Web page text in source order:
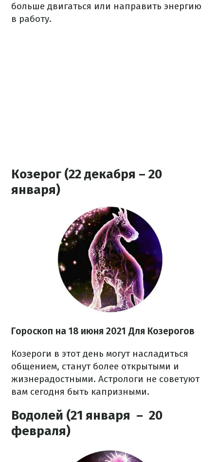
больше двигаться или направить энергию
в работу.
Козерог (22 декабря – 20
января)
Гороскоп на 18 июня 2021 Для Козерогов
Козероги в этот день могут насладиться
общением, станут более открытыми и
жизнерадостными. Астрологи не советуют
вам сегодня быть капризными.
Водолей (21 января – 20
февраля)